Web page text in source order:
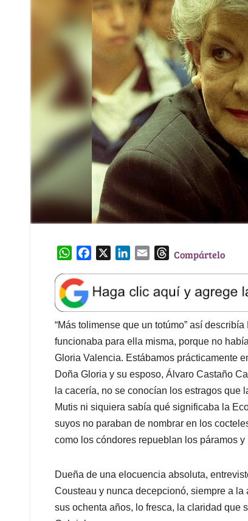
W
a
t
s
A
p
p
e
b
o
o
k
k
e
d
I
n
l
T
e
a
d
s
Compártelo
“Más tolimense que un totúmo” así
funcionaba para ella misma, porque no
Gloria Valencia. Estábamos prácticamente
Doña Gloria y su esposo, Álvaro Castaño
la cacería, no se conocían los estragos
Mutis ni siquiera sabía qué significaba la
suyos no paraban de nombrar en los
como los cóndores repueblan los páramos
Dueña de una elocuencia absoluta,
Cousteau y nunca decepcionó, siempre a
sus ochenta años, lo fresca, la claridad que